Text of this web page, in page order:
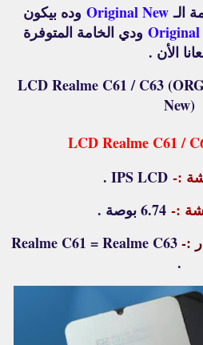
الـOriginal New وده بيكون
Original ودي الخامة المتوفرة
الأن .
LCD Realme C61 / C63
New)
LCD Realme C61 /
:-
IPS LCD .
:- 6.74 بوصة .
:-
Realme C61 = Realme C63
.